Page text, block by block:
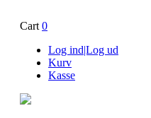
Cart 0
Log ind|Log ud
Kurv
Kasse